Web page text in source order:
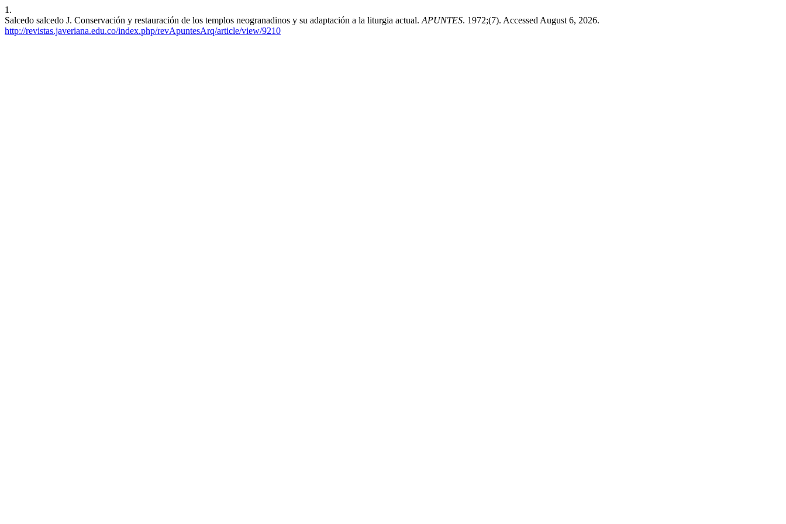
1.
Salcedo salcedo J. Conservación y restauración de los templos neogranadinos y su adaptación a la liturgia actual. APUNTES. 1972;(7). Accessed August 6, 2026.
http://revistas.javeriana.edu.co/index.php/revApuntesArq/article/view/9210